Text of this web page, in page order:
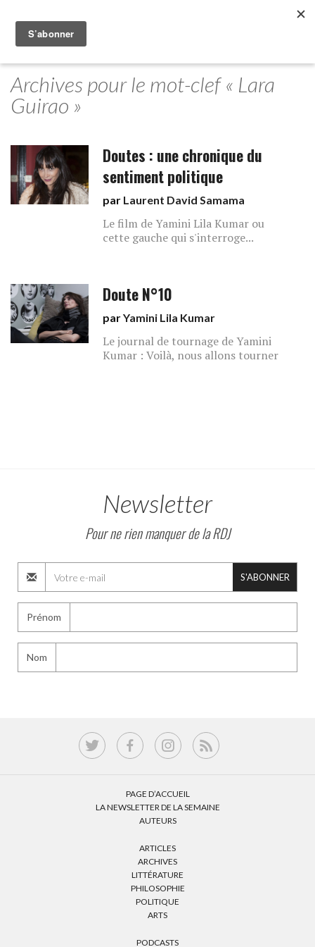
Archives pour le mot-clef « Lara
Guirao »
Doutes : une chronique du
sentiment politique
par Laurent David Samama
Le film de Yamini Lila Kumar ou
cette gauche qui s'interroge...
Doute N°10
parYamini Lila Kumar
Le journal de tournage de Yamini
Kumar : Voilà, nous allons tourner
Newsletter
Pour ne rien manquer de la RDJ
S'ABONNER
Prénom
Nom
PAGE D’ACCUEIL
LA NEWSLETTER DE LA SEMAINE
AUTEURS
ARTICLES
ARCHIVES
LITTÉRATURE
PHILOSOPHIE
POLITIQUE
ARTS
PODCASTS